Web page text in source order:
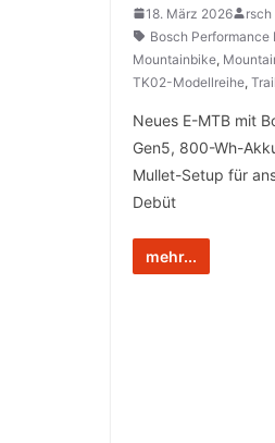
18. März 2026
rsch
Bosch Performance
Mountainbike,
TK02-Modellreihe,
Neues E-MTB mit
Gen5, 800-Wh-
Mullet-Setup für
Debüt
mehr...